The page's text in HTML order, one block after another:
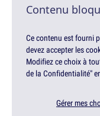
Contenu
Ce contenu est fourni
devez accepter les
Modifiez ce choix à
de la Confidentialité"
Gérer mes